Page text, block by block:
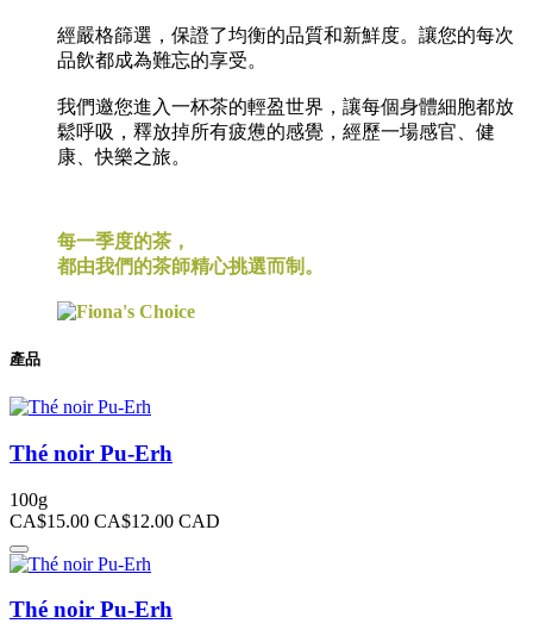
經嚴格篩選，保證了均衡的品質和新鮮度。讓您的每次
品飲都成為難忘的享受。
我們邀您進入一杯茶的輕盈世界，讓每個身體細胞都放
鬆呼吸，釋放掉所有疲憊的感覺，經歷一場感官、健
康、快樂之旅。
每一季度的茶，
都由我們的茶師精心挑選而制。
產品
Thé noir Pu-Erh
100g
CA$15.00 CA$12.00 CAD
Thé noir Pu-Erh